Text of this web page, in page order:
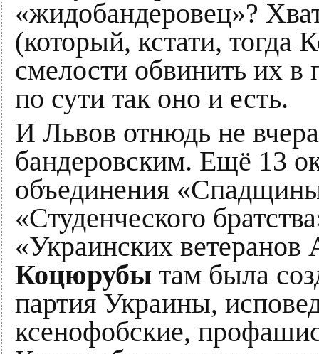
«жидобандеровец»?
(который, кстати, тогда
смелости обвинить их
по сути так оно и есть.
И Львов отнюдь не
бандеровским. Ещё 13
объединения
«Студенческого
«Украинских ветеранов
Коцюрубы там была
партия Украины,
ксенофобские,